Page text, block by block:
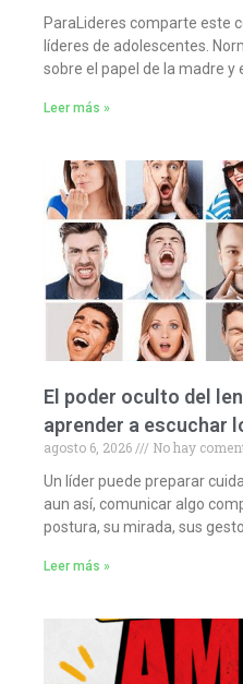
ParaLideres comparte este
líderes de adolescentes.
sobre el papel de la madre y
Leer más »
El poder oculto del
aprender a escuchar
agosto 6, 2026
No hay
Un líder puede preparar
aun así, comunicar algo
postura, su mirada, sus
Leer más »